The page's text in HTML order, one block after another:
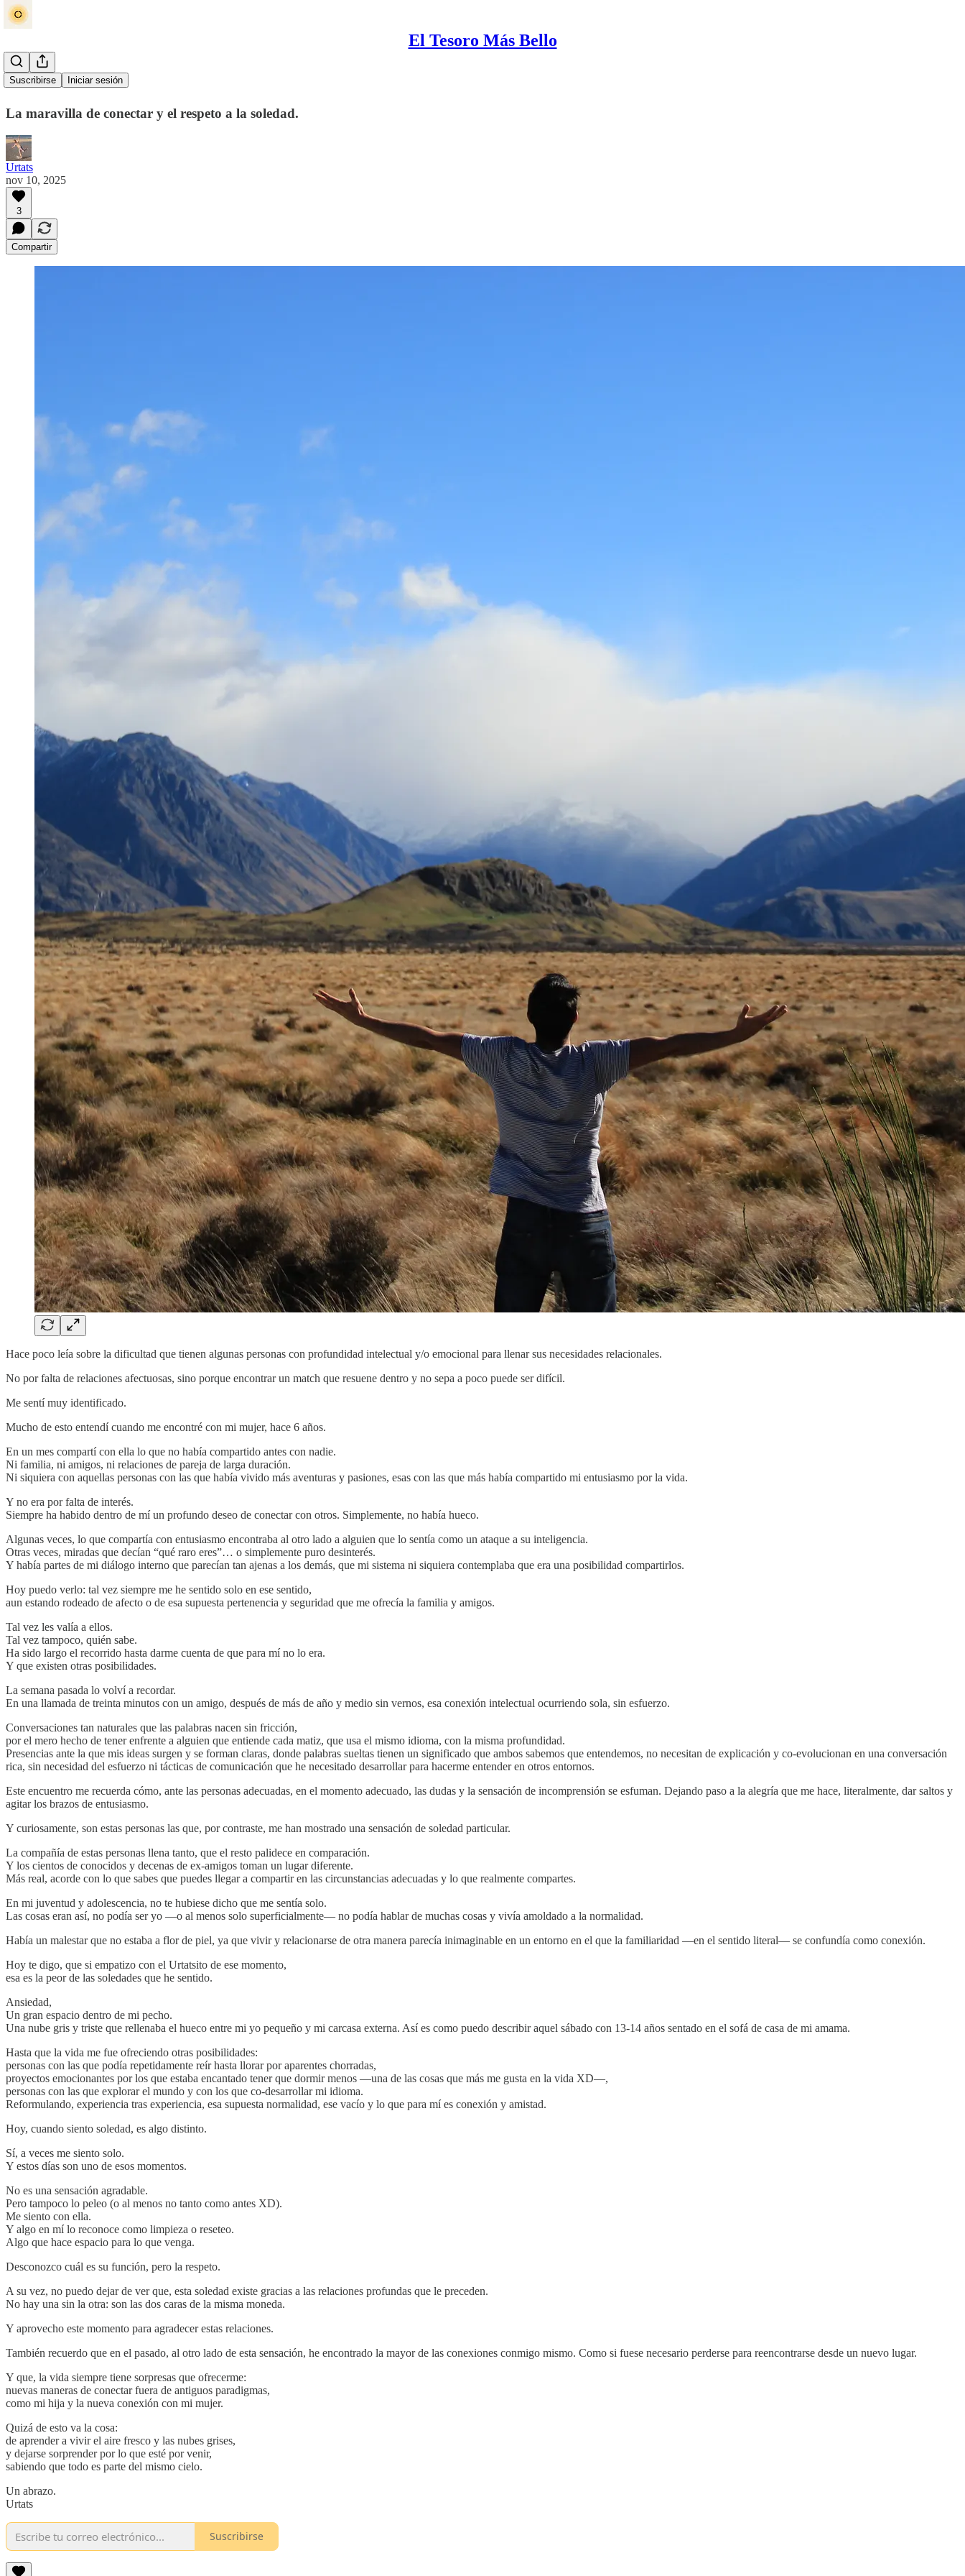
El Tesoro Más Bello
Suscribirse Iniciar sesión
No estás solo
La maravilla de conectar y el respeto a la soledad.
Urtats
nov 10, 2025
3
Compartir
Hace poco leía sobre la dificultad que tienen algunas personas con profundidad intelectual y/o emocional para llenar sus necesidades relacionales.
No por falta de relaciones afectuosas, sino porque encontrar un match que resuene dentro y no sepa a poco puede ser difícil.
Me sentí muy identificado.
Mucho de esto entendí cuando me encontré con mi mujer, hace 6 años.
En un mes compartí con ella lo que no había compartido antes con nadie.
Ni familia, ni amigos, ni relaciones de pareja de larga duración.
Ni siquiera con aquellas personas con las que había vivido más aventuras y pasiones, esas con las que más había compartido mi entusiasmo por la vida.
Y no era por falta de interés.
Siempre ha habido dentro de mí un profundo deseo de conectar con otros. Simplemente, no había hueco.
Algunas veces, lo que compartía con entusiasmo encontraba al otro lado a alguien que lo sentía como un ataque a su inteligencia.
Otras veces, miradas que decían “qué raro eres”… o simplemente puro desinterés.
Y había partes de mi diálogo interno que parecían tan ajenas a los demás, que mi sistema ni siquiera contemplaba que era una posibilidad compartirlos.
Hoy puedo verlo: tal vez siempre me he sentido solo en ese sentido,
aun estando rodeado de afecto o de esa supuesta pertenencia y seguridad que me ofrecía la familia y amigos.
Tal vez les valía a ellos.
Tal vez tampoco, quién sabe.
Ha sido largo el recorrido hasta darme cuenta de que para mí no lo era.
Y que existen otras posibilidades.
La semana pasada lo volví a recordar.
En una llamada de treinta minutos con un amigo, después de más de año y medio sin vernos, esa conexión intelectual ocurriendo sola, sin esfuerzo.
Conversaciones tan naturales que las palabras nacen sin fricción,
por el mero hecho de tener enfrente a alguien que entiende cada matiz, que usa el mismo idioma, con la misma profundidad.
Presencias ante la que mis ideas surgen y se forman claras, donde palabras sueltas tienen un significado que ambos sabemos que entendemos, no necesitan de explicación y co-evolucionan en una conversación
rica, sin necesidad del esfuerzo ni tácticas de comunicación que he necesitado desarrollar para hacerme entender en otros entornos.
Este encuentro me recuerda cómo, ante las personas adecuadas, en el momento adecuado, las dudas y la sensación de incomprensión se esfuman. Dejando paso a la alegría que me hace, literalmente, dar saltos y
agitar los brazos de entusiasmo.
Y curiosamente, son estas personas las que, por contraste, me han mostrado una sensación de soledad particular.
La compañía de estas personas llena tanto, que el resto palidece en comparación.
Y los cientos de conocidos y decenas de ex-amigos toman un lugar diferente.
Más real, acorde con lo que sabes que puedes llegar a compartir en las circunstancias adecuadas y lo que realmente compartes.
En mi juventud y adolescencia, no te hubiese dicho que me sentía solo.
Las cosas eran así, no podía ser yo —o al menos solo superficialmente— no podía hablar de muchas cosas y vivía amoldado a la normalidad.
Había un malestar que no estaba a flor de piel, ya que vivir y relacionarse de otra manera parecía inimaginable en un entorno en el que la familiaridad —en el sentido literal— se confundía como conexión.
Hoy te digo, que si empatizo con el Urtatsito de ese momento,
esa es la peor de las soledades que he sentido.
Ansiedad,
Un gran espacio dentro de mi pecho.
Una nube gris y triste que rellenaba el hueco entre mi yo pequeño y mi carcasa externa. Así es como puedo describir aquel sábado con 13-14 años sentado en el sofá de casa de mi amama.
Hasta que la vida me fue ofreciendo otras posibilidades:
personas con las que podía repetidamente reír hasta llorar por aparentes chorradas,
proyectos emocionantes por los que estaba encantado tener que dormir menos —una de las cosas que más me gusta en la vida XD—,
personas con las que explorar el mundo y con los que co-desarrollar mi idioma.
Reformulando, experiencia tras experiencia, esa supuesta normalidad, ese vacío y lo que para mí es conexión y amistad.
Hoy, cuando siento soledad, es algo distinto.
Sí, a veces me siento solo.
Y estos días son uno de esos momentos.
No es una sensación agradable.
Pero tampoco lo peleo (o al menos no tanto como antes XD).
Me siento con ella.
Y algo en mí lo reconoce como limpieza o reseteo.
Algo que hace espacio para lo que venga.
Desconozco cuál es su función, pero la respeto.
A su vez, no puedo dejar de ver que, esta soledad existe gracias a las relaciones profundas que le preceden.
No hay una sin la otra: son las dos caras de la misma moneda.
Y aprovecho este momento para agradecer estas relaciones.
También recuerdo que en el pasado, al otro lado de esta sensación, he encontrado la mayor de las conexiones conmigo mismo. Como si fuese necesario perderse para reencontrarse desde un nuevo lugar.
Y que, la vida siempre tiene sorpresas que ofrecerme:
nuevas maneras de conectar fuera de antiguos paradigmas,
como mi hija y la nueva conexión con mi mujer.
Quizá de esto va la cosa:
de aprender a vivir el aire fresco y las nubes grises,
y dejarse sorprender por lo que esté por venir,
sabiendo que todo es parte del mismo cielo.
Un abrazo.
Urtats
Suscribirse